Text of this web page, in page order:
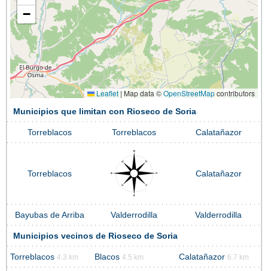
−
Leaflet | Map data ©OpenStreetMapcontributors
Municipios que limitan con Rioseco de Soria
Torreblacos Torreblacos Calatañazor
Torreblacos Calatañazor
Bayubas de Arriba Valderrodilla Valderrodilla
Municipios vecinos de Rioseco de Soria
Torreblacos 4.3 km Blacos 4.5 km Calatañazor 6.7 km